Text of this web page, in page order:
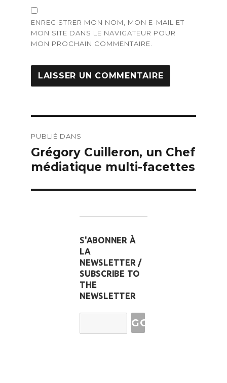
ENREGISTRER MON NOM, MON E-MAIL ET
MON SITE DANS LE NAVIGATEUR POUR
MON PROCHAIN COMMENTAIRE.
de
l’article
PUBLIÉ DANS
Grégory Cuilleron, un Chef
médiatique multi-facettes
S'ABONNER À
LA
NEWSLETTER /
SUBSCRIBE TO
THE
NEWSLETTER
Email
Address